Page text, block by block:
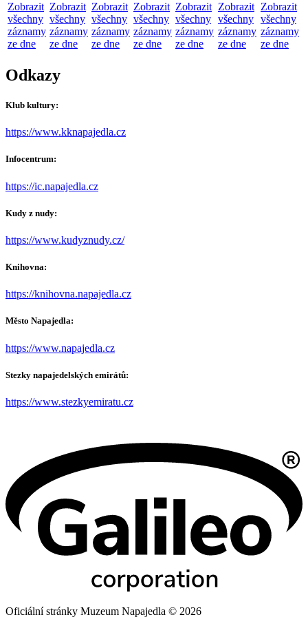
Zobrazit
všechny
záznamy
ze dne
Zobrazit
všechny
záznamy
ze dne
Zobrazit
všechny
záznamy
ze dne
Zobrazit
všechny
záznamy
ze dne
Zobrazit
všechny
záznamy
ze dne
Zobrazit
všechny
záznamy
ze dne
Zobrazit
všechny
záznamy
ze dne
Odkazy
Klub kultury:
https://www.kknapajedla.cz
Infocentrum:
https://ic.napajedla.cz
Kudy z nudy:
https://www.kudyznudy.cz/
Knihovna:
https://knihovna.napajedla.cz
Město Napajedla:
https://www.napajedla.cz
Stezky napajedelských emirátů:
https://www.stezkyemiratu.cz
Oficiální stránky Muzeum Napajedla © 2026